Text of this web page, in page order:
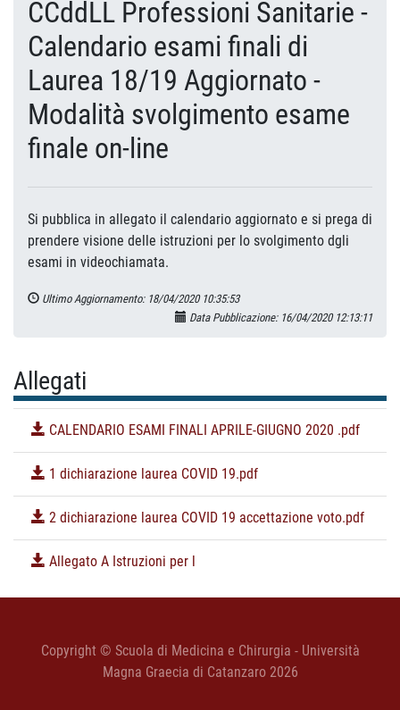
CCddLL Professioni Sanitarie -
Calendario esami finali di
Laurea 18/19 Aggiornato -
Modalità svolgimento esame
finale on-line
Si pubblica in allegato il calendario aggiornato e si prega di
prendere visione delle istruzioni per lo svolgimento dgli
esami in videochiamata.
Ultimo Aggiornamento: 18/04/2020 10:35:53
Data Pubblicazione: 16/04/2020 12:13:11
Allegati
CALENDARIO ESAMI FINALI APRILE-GIUGNO 2020 .pdf
1 dichiarazione laurea COVID 19.pdf
2 dichiarazione laurea COVID 19 accettazione voto.pdf
Allegato A Istruzioni per l
Copyright © Scuola di Medicina e Chirurgia - Università
Magna Graecia di Catanzaro 2026